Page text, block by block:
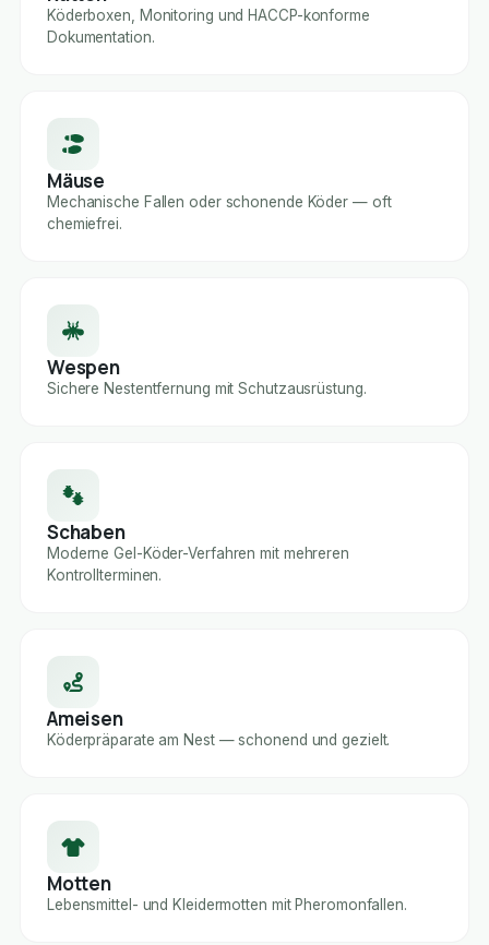
Köderboxen, Monitoring und HACCP-konforme
Dokumentation.
Mäuse
Mechanische Fallen oder schonende Köder — oft
chemiefrei.
Wespen
Sichere Nestentfernung mit Schutzausrüstung.
Schaben
Moderne Gel-Köder-Verfahren mit mehreren
Kontrollterminen.
Ameisen
Köderpräparate am Nest — schonend und gezielt.
Motten
Lebensmittel- und Kleidermotten mit Pheromonfallen.